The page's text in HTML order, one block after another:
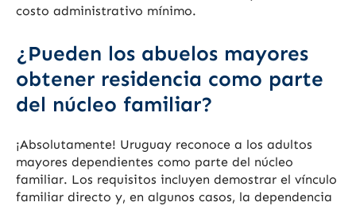
costo administrativo mínimo.
¿Pueden los abuelos mayores
obtener residencia como parte
del núcleo familiar?
¡Absolutamente! Uruguay reconoce a los adultos
mayores dependientes como parte del núcleo
familiar. Los requisitos incluyen demostrar el vínculo
familiar directo y, en algunos casos, la dependencia